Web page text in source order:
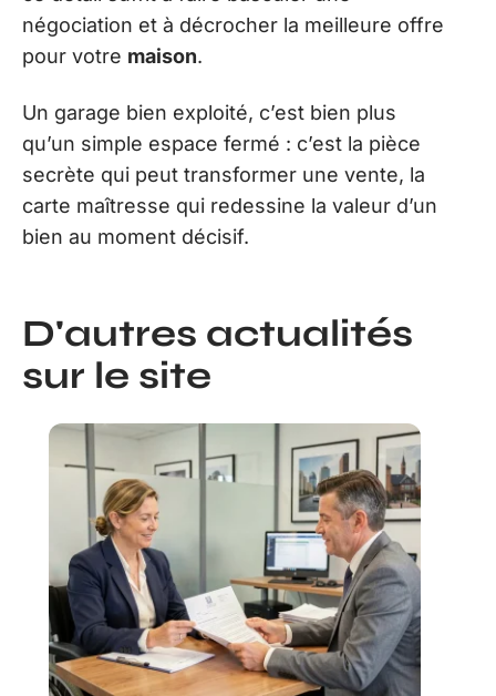
négociation et à décrocher la meilleure offre
pour votre maison.
Un garage bien exploité, c’est bien plus
qu’un simple espace fermé : c’est la pièce
secrète qui peut transformer une vente, la
carte maîtresse qui redessine la valeur d’un
bien au moment décisif.
D'autres actualités
sur le site